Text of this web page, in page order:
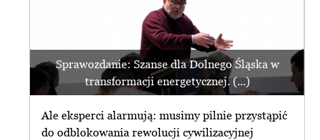
Sprawozdanie: Szanse dla Dolnego Śląska w
transformacji energetycznej. (...)
Ale eksperci alarmują: musimy pilnie przystąpić
do odblokowania rewolucji cywilizacyjnej